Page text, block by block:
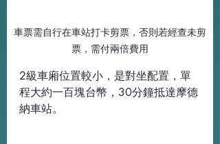
車票需自行在車站打卡剪票，否則若經查未剪
票，需付兩倍費用
2級車廂位置較小，是對坐配置，單
程大約一百塊台幣，30分鐘抵達摩德
納車站。